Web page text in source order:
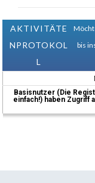
AKTIVITÄTE
NPROTOKOL
L
bis
Basisnutzer (Die
einfach!) haben Zugriff